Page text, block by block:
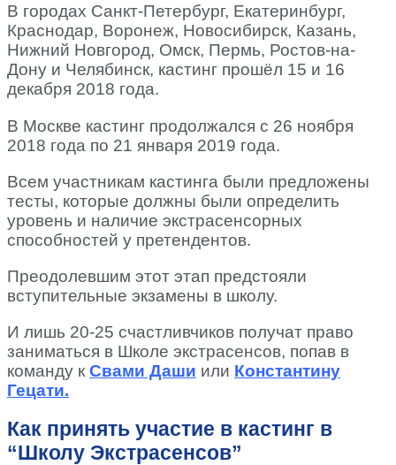
В городах Санкт-Петербург, Екатеринбург,
Краснодар, Воронеж, Новосибирск, Казань,
Нижний Новгород, Омск, Пермь, Ростов-на-
Дону и Челябинск, кастинг прошёл 15 и 16
декабря 2018 года.
В Москве кастинг продолжался с 26 ноября
2018 года по 21 января 2019 года.
Всем участникам кастинга были предложены
тесты, которые должны были определить
уровень и наличие экстрасенсорных
способностей у претендентов.
Преодолевшим этот этап предстояли
вступительные экзамены в школу.
И лишь 20-25 счастливчиков получат право
заниматься в Школе экстрасенсов, попав в
команду к Свами Даши или Константину
Гецати.
Как принять участие в кастинг в
“Школу Экстрасенсов”